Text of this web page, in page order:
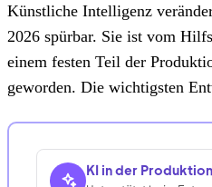
Künstliche Intelligenz
2026 spürbar. Sie ist vom
einem festen Teil der
geworden. Die wichtigsten
KI in der Produktion